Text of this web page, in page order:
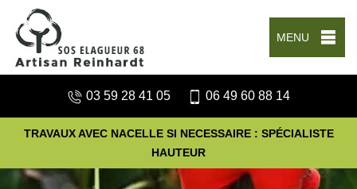
MENU
03 59 28 41 05 06 49 60 88 14
TRAVAUX AVEC NACELLE SI NECESSAIRE : SPÉCIALISTE
HAUTEUR